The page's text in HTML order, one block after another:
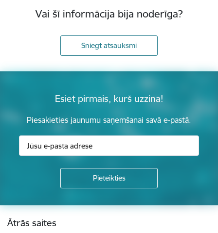
Vai šī informācija bija noderīga?
Sniegt atsauksmi
Esiet pirmais, kurš uzzina!
Piesakieties jaunumu saņemšanai savā e-pastā.
Kājene
Ātrās saites